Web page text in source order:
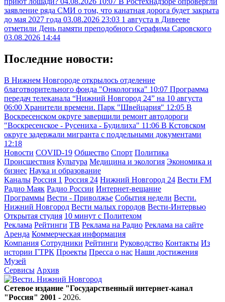
заявление ряда СМИ о том, что канатная дорога будет закрыта
до мая 2027 года 03.08.2026 23:03 1 августа в Дивееве
отметили День памяти преподобного Серафима Саровского
03.08.2026 14:44
Последние новости:
В Нижнем Новгороде открылось отделение
благотворительного фонда "Онкологика" 10:07 Программа
передач телеканала “Нижний Новгород 24” на 10 августа
06:00 Хранители времени. Парк "Швейцария" 12:05 В
Воскресенском округе завершили ремонт автодороги
"Воскресенское - Русениха - Будилиха" 11:06 В Кстовском
округе задержали мигранта с поддельными документами
12:18
Новости COVID-19 Общество Спорт Политика
Происшествия Культура Медицина и экология Экономика и
бизнес Наука и образование
Каналы Россия 1 Россия 24 Нижний Новгород 24 Вести FM
Радио Маяк Радио России Интернет-вещание
Программы Вести - Приволжье События недели Вести.
Нижний Новгород Вести малых городов Вести-Интервью
Открытая студия 10 минут с Политехом
Реклама Рейтинги ТВ Реклама на Радио Реклама на сайте
Аренда Коммерческая информация
Компания Сотрудники Рейтинги Руководство Контакты Из
истории ГТРК Проекты Пресса о нас Наши достижения
Музей
Сервисы Архив
Сетевое издание "Государственный интернет-канал
"Россия" 2001 - 2026.